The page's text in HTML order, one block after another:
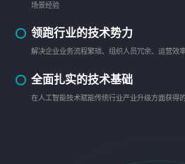
场景经验
领跑行业的技术势力
解决企业业务流程繁琐、组织人员冗余、运营效
全面扎实的技术基础
在人工智能技术赋能传统行业产业升级方面获得